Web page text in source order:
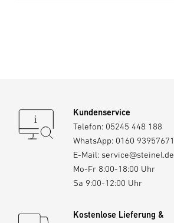
Kundenservice
Telefon: 05245 448 188
WhatsApp: 0160 93957671
E-Mail: service@steinel.de
Mo-Fr 8:00-18:00 Uhr
Sa 9:00-12:00 Uhr
Kostenlose Lieferung &